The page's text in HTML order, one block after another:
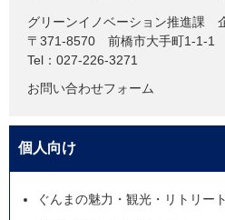
グリーンイノベーション推進課
〒371-8570
前橋市大手町1-1-1
Tel：027-226-3271
お問い合わせフォーム
個人向け
ぐんまの魅力・観光・リトリート